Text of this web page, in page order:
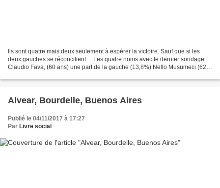
Ils sont quatre mais deux seulement à espérer la victoire. Sauf que si les
deux gauches se réconcilient… Les quatre noms avec le dernier sondage.
Claudio Fava, (60 ans) une part de la gauche (13,8%) Nello Musumeci (62
Alvear, Bourdelle, Buenos Aires
Publié le 04/11/2017 à 17:27
Par Livre social